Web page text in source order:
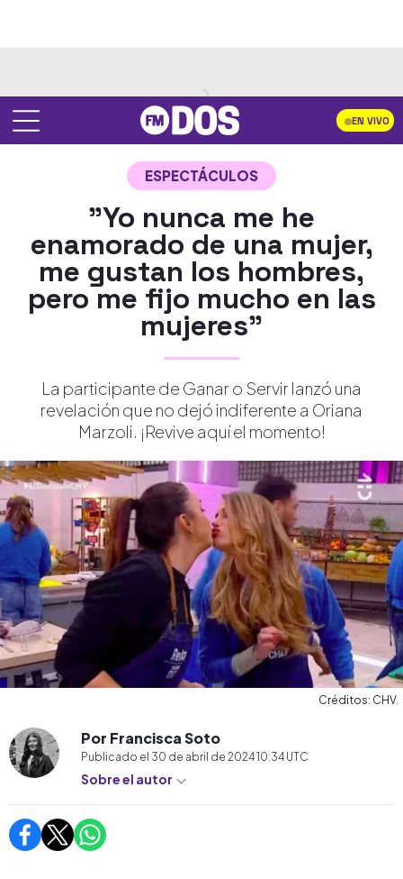
EN VIVO
ESPECTÁCULOS
"Yo nunca me he
enamorado de una mujer,
me gustan los hombres,
pero me fijo mucho en las
mujeres"
La participante de Ganar o Servir lanzó una
revelación que no dejó indiferente a Oriana
Marzoli. ¡Revive aquí el momento!
Créditos: CHV.
Por Francisca Soto
Publicado el 30 de abril de 2024 10:34 UTC
Sobre el autor